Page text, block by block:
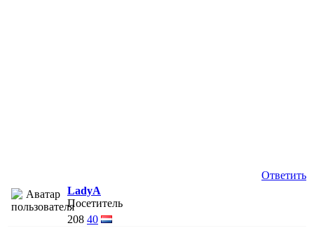
Ответить
LadyA
Посетитель
208 40